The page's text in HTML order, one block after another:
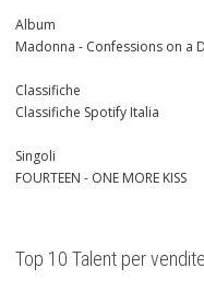
Album
Madonna - Confessions on a
Classifiche
Classifiche Spotify Italia
Singoli
FOURTEEN - ONE MORE KISS
Top 10 Talent per vendite